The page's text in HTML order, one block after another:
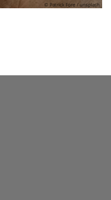
© Patrick Fore / unsplash